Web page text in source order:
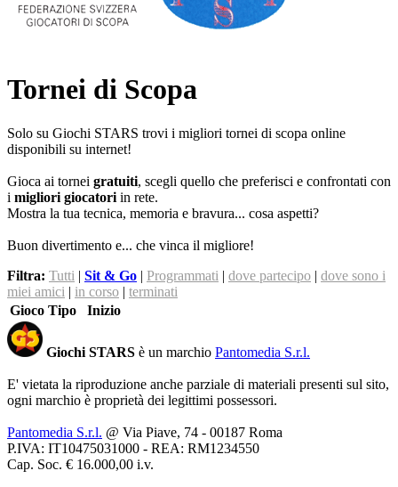
Tornei di Scopa
Solo su Giochi STARS trovi i migliori tornei di scopa online
disponibili su internet!
Gioca ai tornei gratuiti, scegli quello che preferisci e confrontati con
i migliori giocatori in rete.
Mostra la tua tecnica, memoria e bravura... cosa aspetti?
Buon divertimento e... che vinca il migliore!
Filtra: Tutti | Sit & Go | Programmati | dove partecipo | dove sono i
miei amici | in corso | terminati
Gioco Tipo Inizio
Giochi STARS è un marchio Pantomedia S.r.l.
E' vietata la riproduzione anche parziale di materiali presenti sul sito,
ogni marchio è proprietà dei legittimi possessori.
Pantomedia S.r.l. @ Via Piave, 74 - 00187 Roma
P.IVA: IT10475031000 - REA: RM1234550
Cap. Soc. € 16.000,00 i.v.